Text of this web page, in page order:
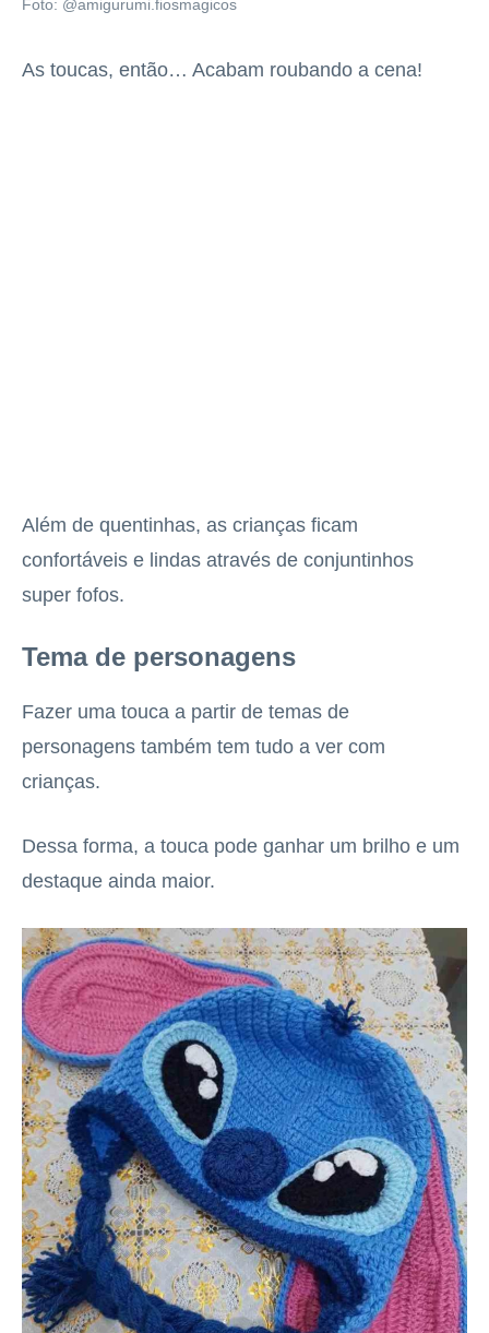
Foto: @amigurumi.fiosmagicos
As toucas, então… Acabam roubando a cena!
Além de quentinhas, as crianças ficam
confortáveis e lindas através de conjuntinhos
super fofos.
Tema de personagens
Fazer uma touca a partir de temas de
personagens também tem tudo a ver com
crianças.
Dessa forma, a touca pode ganhar um brilho e um
destaque ainda maior.